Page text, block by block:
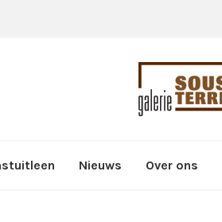
Nieuws Over ons